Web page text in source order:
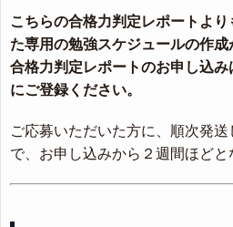
こちらの合格力判定レポートよ
た専用の勉強スケジュールの作成
合格力判定レポートのお申し込
にご登録ください。
ご応募いただいた方に、順次発
で、お申し込みから２週間ほどと